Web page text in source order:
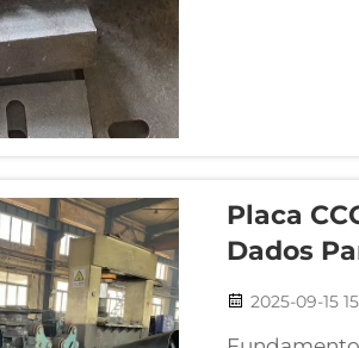
Placa
Dados
2025-09-15